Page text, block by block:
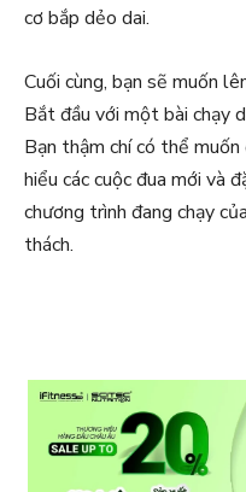
cơ bắp dẻo dai.
Cuối cùng, bạn sẽ muốn
Bắt đầu với một bài chạy
Bạn thậm chí có thể
hiểu các cuộc đua mới và
chương trình đang chạy
thách.